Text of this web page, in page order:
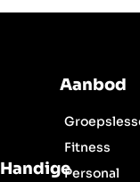
Handige
Aanbod
Fitness
Personal